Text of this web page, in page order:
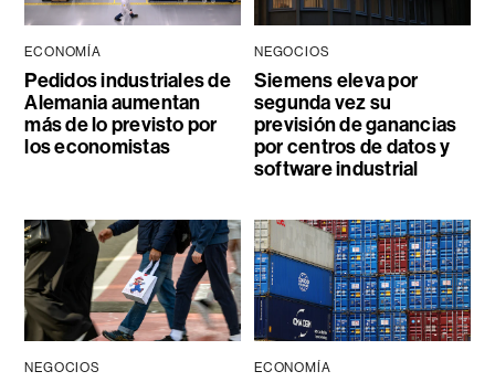
ECONOMÍA
Pedidos industriales de
Alemania aumentan
más de lo previsto por
los economistas
NEGOCIOS
Siemens eleva por
segunda vez su
previsión de ganancias
por centros de datos y
software industrial
NEGOCIOS ECONOMÍA